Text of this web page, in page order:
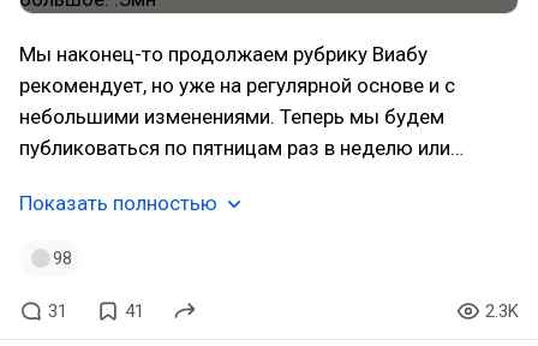
Мы наконец-то продолжаем рубрику Виабу
рекомендует, но уже на регулярной основе и с
небольшими изменениями. Теперь мы будем
публиковаться по пятницам раз в неделю или…
Показать полностью
98
31 41 2.3K